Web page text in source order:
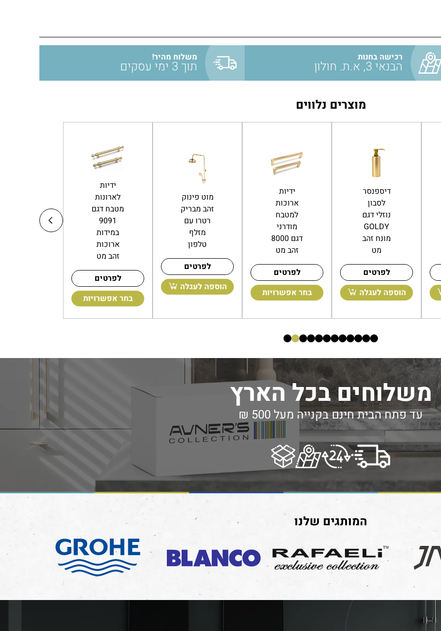
רכישה בחנות
הבנאי 3, א.ת. חולון
משלוח מהיר!
תוך 3 ימי עסקים
מוצרים נלווים
כוס
למברשות
שיניים
עגולה
GOLDY
זהב מט
לפרטים
הוספה לעגלה
דיספנסר
לסבון
נוזלי דגם
GOLDY
מונח זהב
מט
לפרטים
הוספה לעגלה
ארוכות
למטבח
מודרני
דגם 8000
זהב מט
לפרטים
בחר אפשרויות
מוט פינוק
זהב מבריק
רטרו עם
מזלף
טלפון
הוספה לעגלה
משלוחים בכל הארץ
עד פתח הבית חינם בקנייה מעל 500 ₪
המותגים שלנו